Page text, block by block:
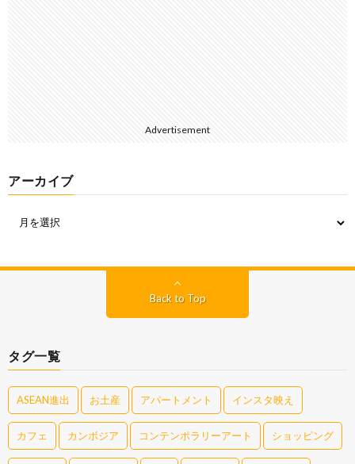
Advertisement
アーカイブ
Back to Top
タグ一覧
ASEAN進出 お土産 アパートメント インスタ映え
カフェ カンボジア コンテンポラリーアート ショッピング